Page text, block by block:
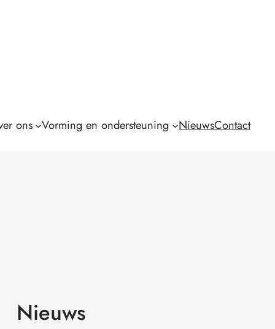
ons Vorming en ondersteuning NieuwsContact
Nieuws